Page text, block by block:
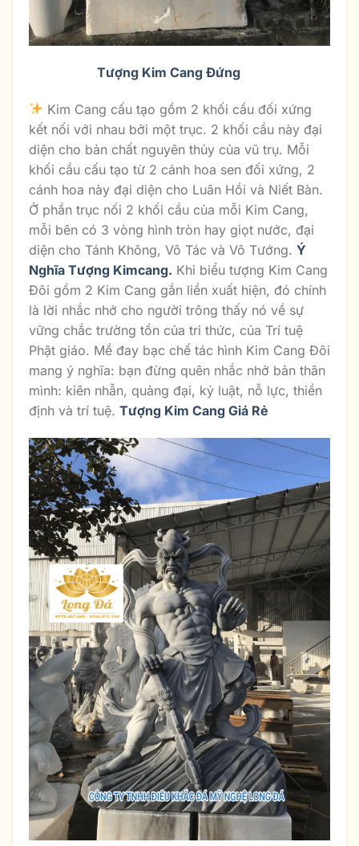
Tượng Kim Cang Đứng
Kim Cang cấu tạo gồm 2 khối cầu đối xứng
kết nối với nhau bởi một trục. 2 khối cầu này đại
diện cho bản chất nguyên thủy của vũ trụ. Mỗi
khối cầu cấu tạo từ 2 cánh hoa sen đối xứng, 2
cánh hoa này đại diện cho Luân Hồi và Niết Bàn.
Ở phần trục nối 2 khối cầu của mỗi Kim Cang,
mỗi bên có 3 vòng hình tròn hay giọt nước, đại
diện cho Tánh Không, Vô Tác và Vô Tướng. Ý
Nghĩa Tượng Kimcang. Khi biểu tượng Kim Cang
Đôi gồm 2 Kim Cang gắn liền xuất hiện, đó chính
là lời nhắc nhở cho người trông thấy nó về sự
vững chắc trường tồn của tri thức, của Trí tuệ
Phật giáo. Mề đay bạc chế tác hình Kim Cang Đôi
mang ý nghĩa: bạn đừng quên nhắc nhở bản thân
mình: kiên nhẫn, quảng đại, kỷ luật, nỗ lực, thiền
định và trí tuệ. Tượng Kim Cang Giá Rẻ